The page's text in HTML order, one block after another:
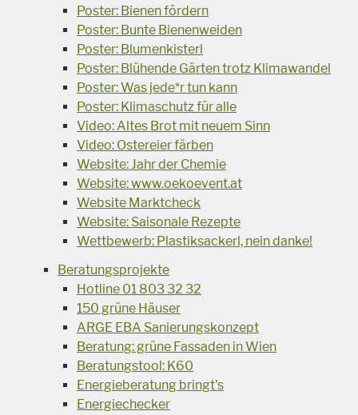
Poster: Bienen fördern
Poster: Bunte Bienenweiden
Poster: Blumenkisterl
Poster: Blühende Gärten trotz Klimawandel
Poster: Was jede*r tun kann
Poster: Klimaschutz für alle
Video: Altes Brot mit neuem Sinn
Video: Ostereier färben
Website: Jahr der Chemie
Website: www.oekoevent.at
Website Marktcheck
Website: Saisonale Rezepte
Wettbewerb: Plastiksackerl, nein danke!
Beratungsprojekte
Hotline 01 803 32 32
150 grüne Häuser
ARGE EBA Sanierungskonzept
Beratung: grüne Fassaden in Wien
Beratungstool: K60
Energieberatung bringt's
Energiechecker